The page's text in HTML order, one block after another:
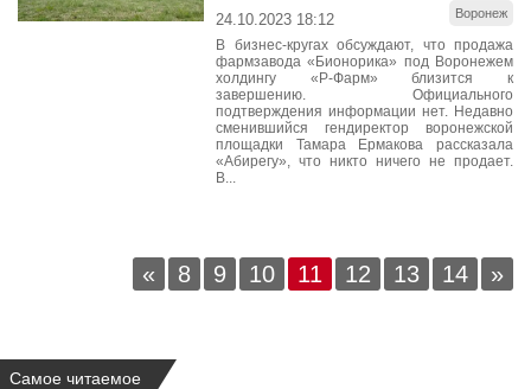
Воронеж
24.10.2023 18:12
В бизнес-кругах обсуждают, что продажа
фармзавода «Бионорика» под Воронежем
холдингу «Р-Фарм» близится к
завершению. Официального
подтверждения информации нет. Недавно
сменившийся гендиректор воронежской
площадки Тамара Ермакова рассказала
«Абирегу», что никто ничего не продает.
В...
« 8 9 10 11 12 13 14 »
Самое читаемое